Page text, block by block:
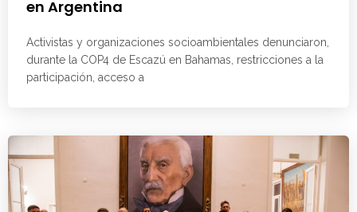
en Argentina
Activistas y organizaciones socioambientales denunciaron,
durante la COP4 de Escazú en Bahamas, restricciones a la
participación, acceso a